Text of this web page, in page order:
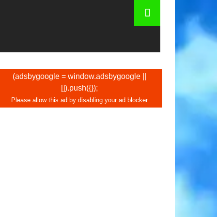
de Jerusalém - lembranças, presentes
(adsbygoogle = window.adsbygoogle ||
[]).push({});